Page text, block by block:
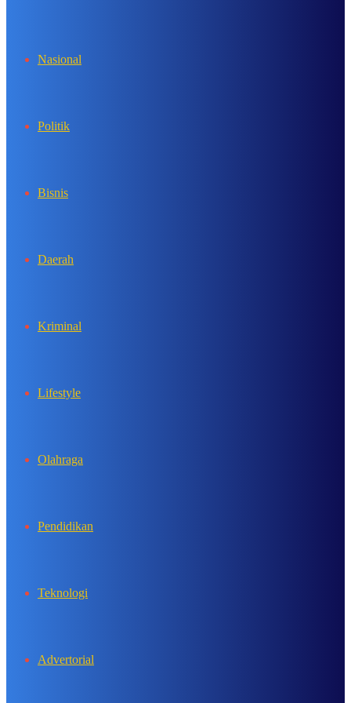
Nasional
Politik
Bisnis
Daerah
Kriminal
Lifestyle
Olahraga
Pendidikan
Teknologi
Advertorial